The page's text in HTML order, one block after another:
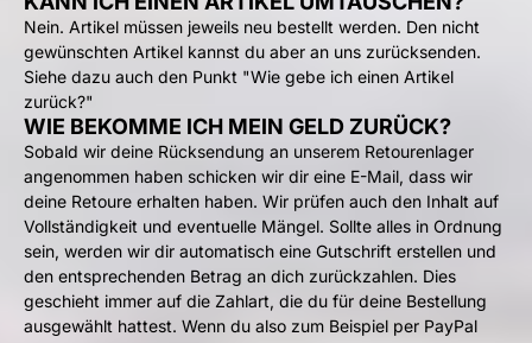
Nein. Artikel müssen jeweils neu bestellt werden. Den nicht
gewünschten Artikel kannst du aber an uns zurücksenden.
Siehe dazu auch den Punkt "Wie gebe ich einen Artikel
zurück?"
WIE BEKOMME ICH MEIN GELD ZURÜCK?
Sobald wir deine Rücksendung an unserem Retourenlager
angenommen haben schicken wir dir eine E-Mail, dass wir
deine Retoure erhalten haben. Wir prüfen auch den Inhalt auf
Vollständigkeit und eventuelle Mängel. Sollte alles in Ordnung
sein, werden wir dir automatisch eine Gutschrift erstellen und
den entsprechenden Betrag an dich zurückzahlen. Dies
geschieht immer auf die Zahlart, die du für deine Bestellung
ausgewählt hattest. Wenn du also zum Beispiel per PayPal